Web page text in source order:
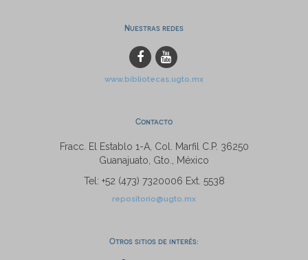
Nuestras redes
www.bibliotecas.ugto.mx
Contacto
Fracc. El Establo 1-A, Col. Marfil C.P. 36250
Guanajuato, Gto., México
Tel: +52 (473) 7320006 Ext. 5538
repositorio@ugto.mx
Otros sitios de interés: